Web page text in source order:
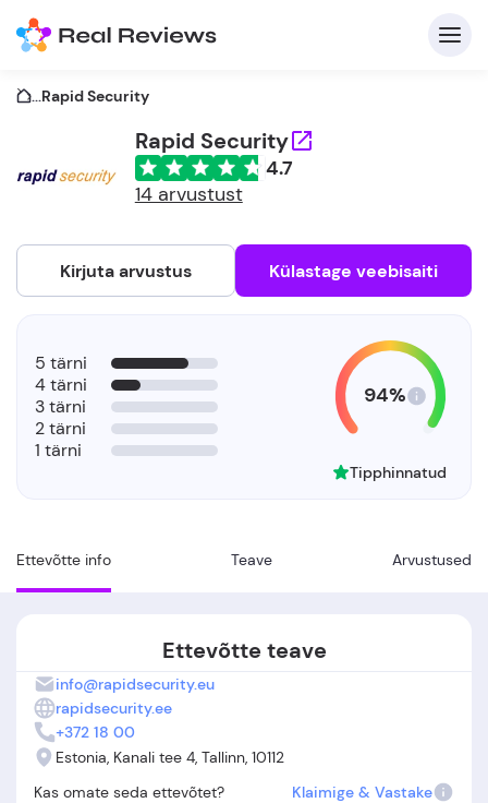
...Rapid Security
Rapid Security
4.7
14 arvustust
Kirjuta arvustus Külastage veebisaiti
Ettevõtte info Teave Arvustused
5 tärni
4 tärni
3 tärni
2 tärni
1 tärni
94%
Tipphinnatud
Ettevõtte teave
info@rapidsecurity.eu
rapidsecurity.ee
+372 18 00
Estonia, Kanali tee 4, Tallinn, 10112
Kas omate seda ettevõtet?
Klaimige & Vastake